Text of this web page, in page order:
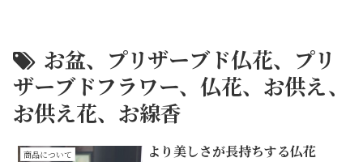
お盆、プリザーブド仏花、プリ
ザーブドフラワー、仏花、お供え、
お供え花、お線香
商品について より美しさが長持ちする仏花